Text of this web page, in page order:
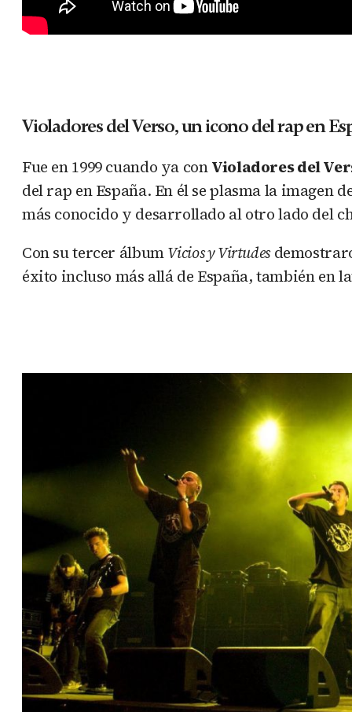
Violadores del Verso, un icono del rap en
Fue en 1999 cuando ya conVioladores del
del rap en España. En él se plasma la imagen
más conocido y desarrollado al otro lado del
Con su tercer álbumVicios y Virtudes
éxito incluso más allá de España, también en